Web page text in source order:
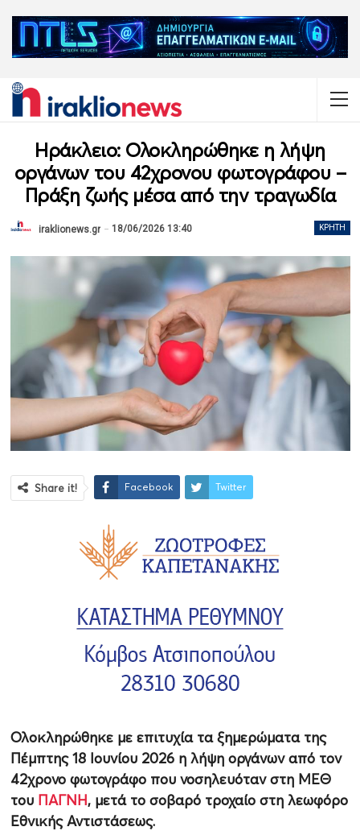
Ηράκλειο: Ολοκληρώθηκε η λήψη
οργάνων του 42χρονου φωτογράφου –
Πράξη ζωής μέσα από την τραγωδία
ΚΡΉΤΗ
iraklionews.gr 18/06/2026 13:40
Share it! Facebook Twitter
Ολοκληρώθηκε με επιτυχία τα ξημερώματα της
Πέμπτης 18 Ιουνίου 2026 η λήψη οργάνων από τον
42χρονο φωτογράφο που νοσηλευόταν στη ΜΕΘ
του ΠΑΓΝΗ, μετά το σοβαρό τροχαίο στη λεωφόρο
Εθνικής Αντιστάσεως.